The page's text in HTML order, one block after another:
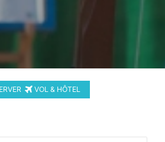
VOL & HÔTEL